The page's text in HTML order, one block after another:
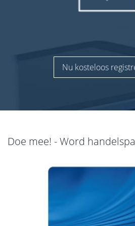
Nu kosteloos
Doe mee! - Word